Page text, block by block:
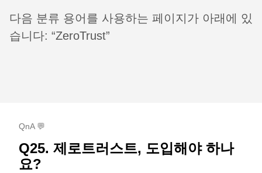
다음 분류 용어를 사용하는 페이지가 아래에 있
습니다: “ZeroTrust”
QnA 💬
Q25. 제로트러스트, 도입해야 하나
요?